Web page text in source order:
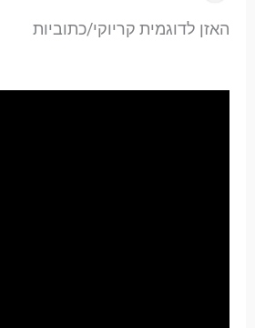
האזן לדוגמית קריוקי/כתוביות